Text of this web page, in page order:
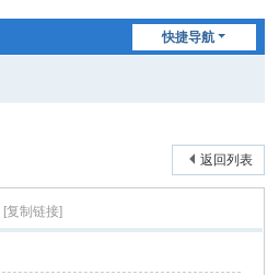
快捷导航
返回列表
[复制链接]